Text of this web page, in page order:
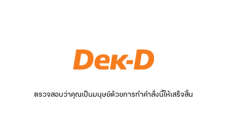
ตรวจสอบว่าคุณเป็นมนุษย์ด้วยการทำคำสั่งนี้ให้เสร็จสิ้น